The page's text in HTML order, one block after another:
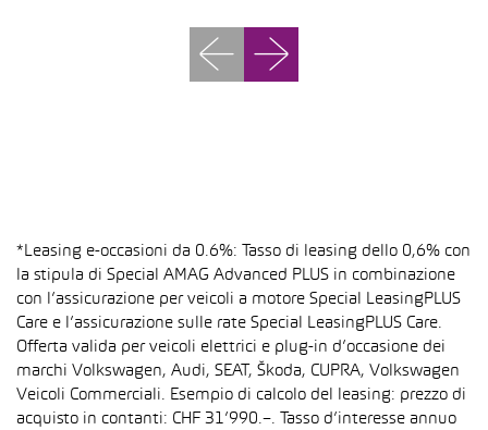
*Leasing e-occasioni da 0.6%: Tasso di leasing dello 0,6% con
la stipula di Special AMAG Advanced PLUS in combinazione
con l’assicurazione per veicoli a motore Special LeasingPLUS
Care e l’assicurazione sulle rate Special LeasingPLUS Care.
Offerta valida per veicoli elettrici e plug-in d’occasione dei
marchi Volkswagen, Audi, SEAT, Škoda, CUPRA, Volkswagen
Veicoli Commerciali. Esempio di calcolo del leasing: prezzo di
acquisto in contanti: CHF 31’990.–. Tasso d’interesse annuo